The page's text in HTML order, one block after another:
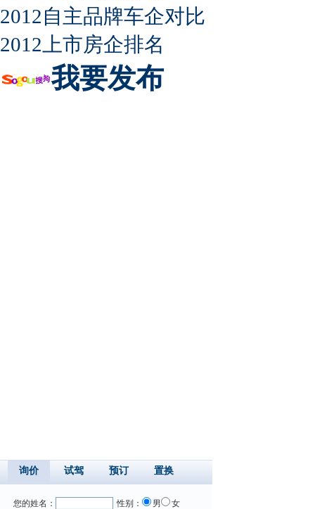
2012自主品牌车企对比
2012上市房企排名
我要发布
询价 试驾 预订 置换
您的姓名： 性别： 男 女